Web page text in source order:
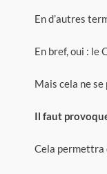
En d’autres
En bref, oui : le
Mais cela ne
Il faut
Cela permettra